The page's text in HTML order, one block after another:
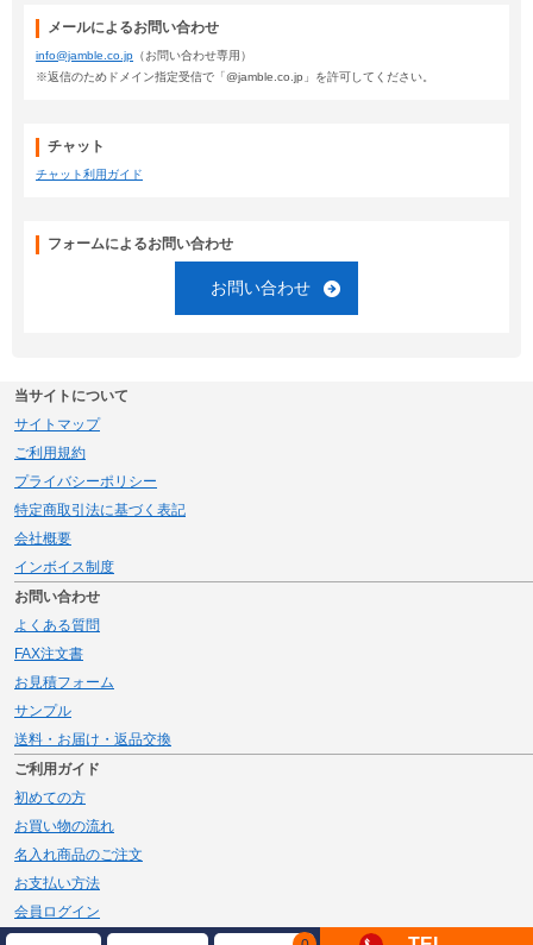
メールによるお問い合わせ
info@jamble.co.jp （お問い合わせ専用）
※返信のためドメイン指定受信で「@jamble.co.jp」を許可してください。
チャット
チャット利用ガイド
フォームによるお問い合わせ
お問い合わせ
当サイトについて
サイトマップ
ご利用規約
プライバシーポリシー
特定商取引法に基づく表記
会社概要
インボイス制度
お問い合わせ
よくある質問
FAX注文書
お見積フォーム
サンプル
送料・お届け・返品交換
ご利用ガイド
初めての方
お買い物の流れ
名入れ商品のご注文
お支払い方法
会員ログイン
メルマガ登録